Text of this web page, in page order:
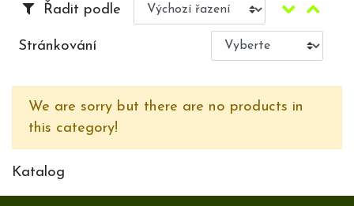
Řadit podle
Stránkování
We are sorry but there are no products in
this category!
Katalog